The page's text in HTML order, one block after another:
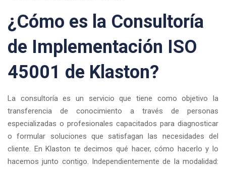
¿Cómo es la Consultoría
de Implementación ISO
45001 de Klaston?
La consultoría es un servicio que tiene como objetivo la
transferencia de conocimiento a través de personas
especializadas o profesionales capacitados para diagnosticar
o formular soluciones que satisfagan las necesidades del
cliente. En Klaston te decimos qué hacer, cómo hacerlo y lo
hacemos junto contigo. Independientemente de la modalidad: